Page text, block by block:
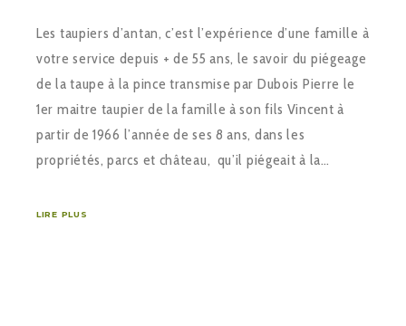
Les taupiers d’antan, c’est l’expérience d’une famille à
votre service depuis + de 55 ans, le savoir du piégeage
de la taupe à la pince transmise par Dubois Pierre le
1er maitre taupier de la famille à son fils Vincent à
partir de 1966 l’année de ses 8 ans, dans les
propriétés, parcs et château, qu’il piégeait à la…
LIRE PLUS